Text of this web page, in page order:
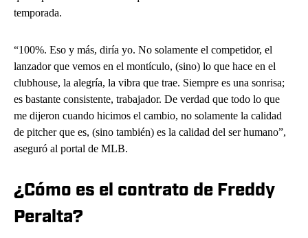
temporada.
“100%. Eso y más, diría yo. No solamente el competidor, el
lanzador que vemos en el montículo, (sino) lo que hace en el
clubhouse, la alegría, la vibra que trae. Siempre es una sonrisa;
es bastante consistente, trabajador. De verdad que todo lo que
me dijeron cuando hicimos el cambio, no solamente la calidad
de pitcher que es, (sino también) es la calidad del ser humano”,
aseguró al portal de MLB.
¿Cómo es el contrato de Freddy
Peralta?